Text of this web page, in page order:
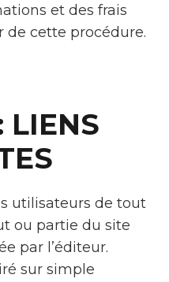
et des frais
de cette procédure.
LIENS
utilisateurs de tout
ou partie du site
par l’éditeur.
sur simple